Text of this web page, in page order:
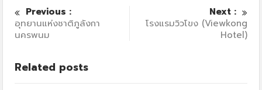
Previous :
อุทยานแห่งชาติภูลังกา
นครพนม
Next :
โรงแรมวิวโขง (Viewkong
Hotel)
Related posts